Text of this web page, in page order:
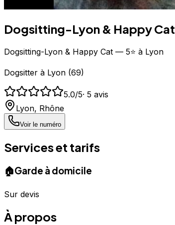
Dogsitting-Lyon & Happy Cat
Dogsitting-Lyon & Happy Cat — 5⭐ à Lyon
Dogsitter à Lyon (69)
5.0/5· 5 avis
Lyon, Rhône
Voir le numéro
Services et tarifs
🏠Garde à domicile
Sur devis
À propos